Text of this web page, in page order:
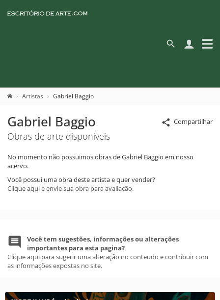
Artistas Gabriel Baggio
Compartilhar
Gabriel Baggio
Obras de arte disponíveis
No momento não possuimos obras de Gabriel Baggio em nosso
acervo.
Você possui uma obra deste artista e quer vender?
Clique aqui e envie sua obra para avaliação.
Você tem sugestões, informações ou alterações
importantes para esta pagina?
Clique aqui para sugerir uma alteração no conteudo e contribuir com
as informações expostas no site.